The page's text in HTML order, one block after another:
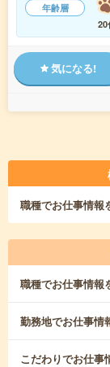
年齢層
20
気になる!
職種でお仕事情報
職種でお仕事情報
勤務地でお仕事情
こだわりでお仕事